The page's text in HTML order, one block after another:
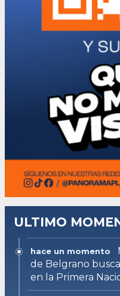
ULTIMO
hace un momento
de Belgrano
en la Primera